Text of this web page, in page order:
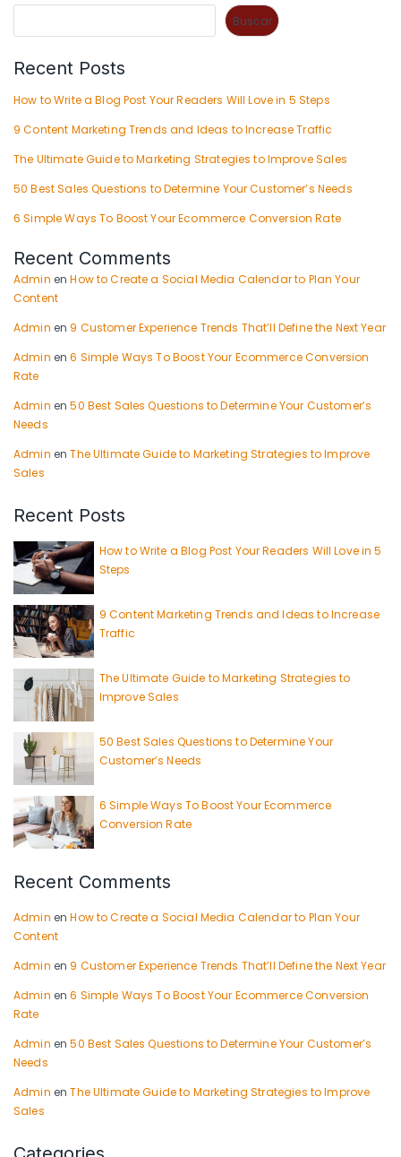
Buscar
Recent Posts
How to Write a Blog Post Your Readers Will Love in 5 Steps
9 Content Marketing Trends and Ideas to Increase Traffic
The Ultimate Guide to Marketing Strategies to Improve Sales
50 Best Sales Questions to Determine Your Customer’s Needs
6 Simple Ways To Boost Your Ecommerce Conversion Rate
Recent Comments
Admin enHow to Create a Social Media Calendar to Plan Your
Content
Admin en 9 Customer Experience Trends That’ll Define the Next Year
Admin en6 Simple Ways To Boost Your Ecommerce Conversion
Rate
Admin en50 Best Sales Questions to Determine Your Customer’s
Needs
Admin enThe Ultimate Guide to Marketing Strategies to Improve
Sales
Recent Posts
How to Write a Blog Post Your Readers Will Love in 5
Steps
9 Content Marketing Trends and Ideas to Increase
Traffic
The Ultimate Guide to Marketing Strategies to
Improve Sales
50 Best Sales Questions to Determine Your
Customer’s Needs
6 Simple Ways To Boost Your Ecommerce
Conversion Rate
Recent Comments
Admin enHow to Create a Social Media Calendar to Plan Your
Content
Admin en 9 Customer Experience Trends That’ll Define the Next Year
Admin en6 Simple Ways To Boost Your Ecommerce Conversion
Rate
Admin en50 Best Sales Questions to Determine Your Customer’s
Needs
Admin enThe Ultimate Guide to Marketing Strategies to Improve
Sales